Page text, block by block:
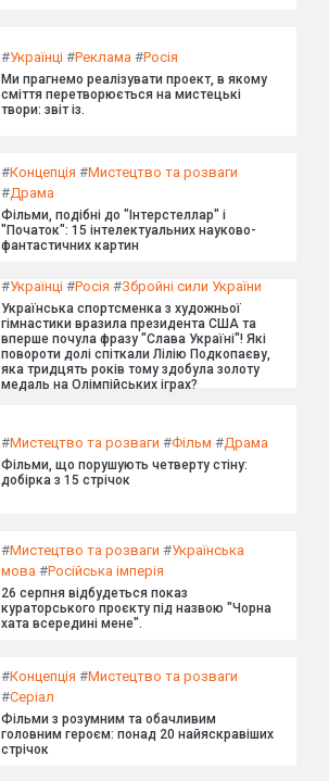
#Українці #Реклама #Росія
Ми прагнемо реалізувати проект, в якому
сміття перетворюється на мистецькі
твори: звіт із.
#Концепція #Мистецтво та розваги
#Драма
Фільми, подібні до "Інтерстеллар" і
"Початок": 15 інтелектуальних науково-
фантастичних картин
#Українці #Росія #Збройні сили України
Українська спортсменка з художньої
гімнастики вразила президента США та
вперше почула фразу "Слава Україні"! Які
повороти долі спіткали Лілію Подкопаєву,
яка тридцять років тому здобула золоту
медаль на Олімпійських іграх?
#Мистецтво та розваги #Фільм #Драма
Фільми, що порушують четверту стіну:
добірка з 15 стрічок
#Мистецтво та розваги #Українська
мова #Російська імперія
26 серпня відбудеться показ
кураторського проєкту під назвою "Чорна
хата всередині мене".
#Концепція #Мистецтво та розваги
#Серіал
Фільми з розумним та обачливим
головним героєм: понад 20 найяскравіших
стрічок